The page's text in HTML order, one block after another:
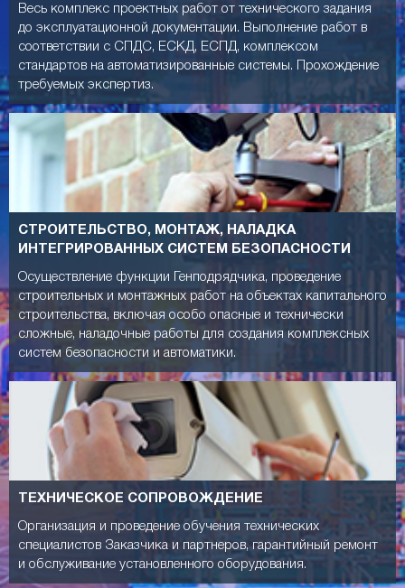
Весь комплекс проектных работ от технического задания
до эксплуатационной документации. Выполнение работ в
соответствии с СПДС, ЕСКД, ЕСПД, комплексом
стандартов на автоматизированные системы. Прохождение
требуемых экспертиз.
СТРОИТЕЛЬСТВО, МОНТАЖ, НАЛАДКА
ИНТЕГРИРОВАННЫХ СИСТЕМ БЕЗОПАСНОСТИ
Осуществление функции Генподрядчика, проведение
строительных и монтажных работ на объектах капитального
строительства, включая особо опасные и технически
сложные, наладочные работы для создания комплексных
систем безопасности и автоматики.
ТЕХНИЧЕСКОЕ СОПРОВОЖДЕНИЕ
Организация и проведение обучения технических
специалистов Заказчика и партнеров, гарантийный ремонт
и обслуживание установленного оборудования.